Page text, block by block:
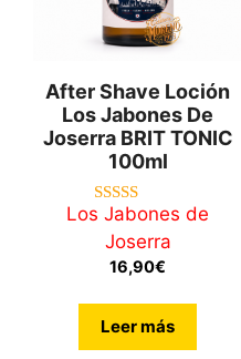
After Shave Loción
Los Jabones De
Joserra BRIT TONIC
100ml
5.00
Los Jabones de
Joserra
16,90€
Leer más